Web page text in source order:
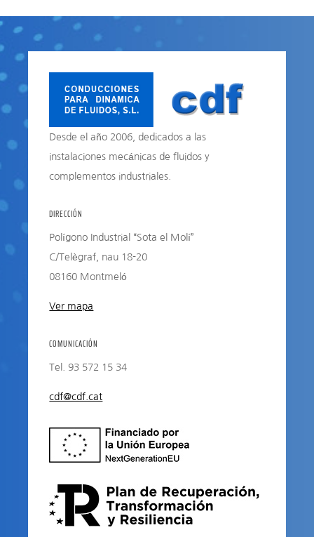
Desde el año 2006, dedicados a las
instalaciones mecánicas de fluidos y
complementos industriales.
DIRECCIÓN
Polígono Industrial “Sota el Molí”
C/Telègraf, nau 18-20
08160 Montmeló
Ver mapa
COMUNICACIÓN
Tel. 93 572 15 34
cdf@cdf.cat